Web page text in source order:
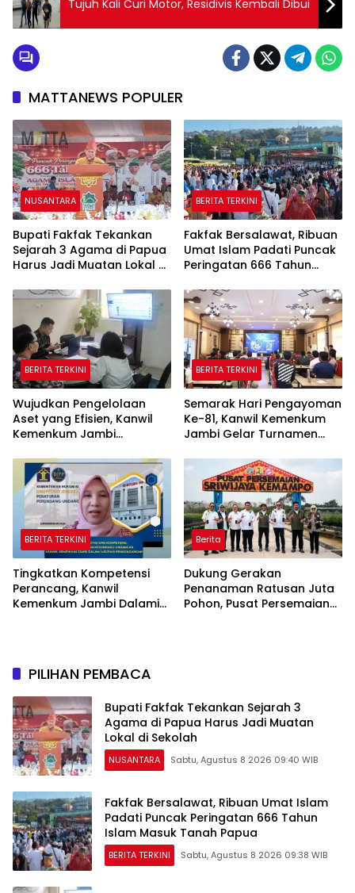
Tujuh Kali Curi Motor, Residivis Kembali Dibui
MATTANEWS POPULER
NUSANTARA
Bupati Fakfak Tekankan
Sejarah 3 Agama di Papua
Harus Jadi Muatan Lokal di
BERITA TERKINI
Fakfak Bersalawat, Ribuan
Umat Islam Padati Puncak
Peringatan 666 Tahun
BERITA TERKINI
Wujudkan Pengelolaan
Aset yang Efisien, Kanwil
Kemenkum Jambi
Secara Transparan
BERITA TERKINI
Semarak Hari Pengayoman
Ke-81, Kanwil Kemenkum
Jambi Gelar Turnamen
BERITA TERKINI
Tingkatkan Kompetensi
Perancang, Kanwil
Kemenkum Jambi Dalami
Berita
Dukung Gerakan
Penanaman Ratusan Juta
Pohon, Pusat Persemaian
PILIHAN PEMBACA
Bupati Fakfak Tekankan Sejarah 3
Agama di Papua Harus Jadi Muatan
Lokal di Sekolah
NUSANTARA Sabtu, Agustus 8 2026 09:40 WIB
Fakfak Bersalawat, Ribuan Umat Islam
Padati Puncak Peringatan 666 Tahun
Islam Masuk Tanah Papua
BERITA TERKINI Sabtu, Agustus 8 2026 09:38 WIB